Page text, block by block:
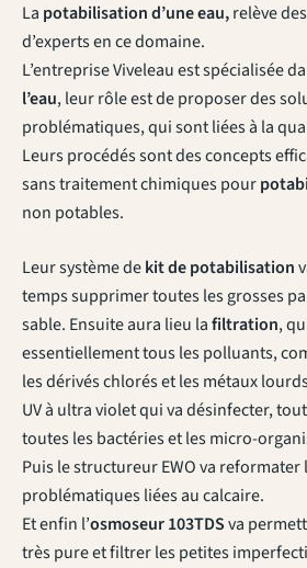
La potabilisation d’une eau,relève
d’experts en ce domaine.
L’entreprise Viveleau est spécialisée
l’eau, leur rôle est de proposer des
problématiques, qui sont liées à la
Leurs procédés sont des concepts
sans traitement chimiques pour
non potables.
Leur système dekit de potabilisation
temps supprimer toutes les grosses
sable. Ensuite aura lieu lafiltration,
essentiellement tous les polluants,
les dérivés chlorés et les métaux
UV à ultra violet qui va désinfecter,
toutes les bactéries et les micro-
Puis le structureur EWO va reformater
problématiques liées au calcaire.
Et enfin l’osmoseur 103TDSva
très pure et filtrer les petites